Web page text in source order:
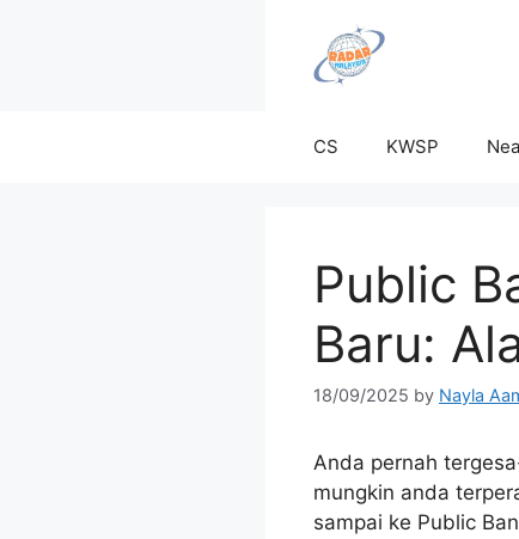
CS KWSP
Public
Baru:
18/09/2025 by Nayla
Anda pernah
mungkin anda
sampai ke Public